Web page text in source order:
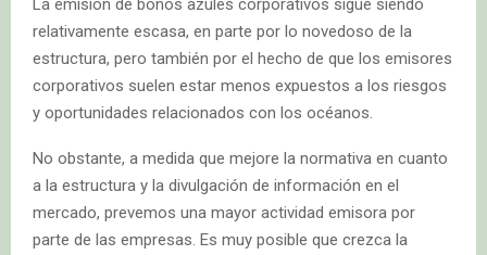
relativamente escasa, en parte por lo novedoso de la
estructura, pero también por el hecho de que los emisores
corporativos suelen estar menos expuestos a los riesgos
y oportunidades relacionados con los océanos.
No obstante, a medida que mejore la normativa en cuanto
a la estructura y la divulgación de información en el
mercado, prevemos una mayor actividad emisora por
parte de las empresas. Es muy posible que crezca la